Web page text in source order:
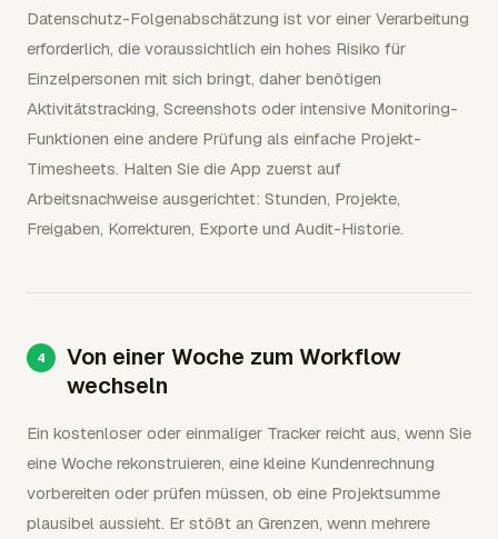
Datenschutz-Folgenabschätzung ist vor einer Verarbeitung
erforderlich, die voraussichtlich ein hohes Risiko für
Einzelpersonen mit sich bringt, daher benötigen
Aktivitätstracking, Screenshots oder intensive Monitoring-
Funktionen eine andere Prüfung als einfache Projekt-
Timesheets. Halten Sie die App zuerst auf
Arbeitsnachweise ausgerichtet: Stunden, Projekte,
Freigaben, Korrekturen, Exporte und Audit-Historie.
Von einer Woche zum Workflow
wechseln
Ein kostenloser oder einmaliger Tracker reicht aus, wenn Sie
eine Woche rekonstruieren, eine kleine Kundenrechnung
vorbereiten oder prüfen müssen, ob eine Projektsumme
plausibel aussieht. Er stößt an Grenzen, wenn mehrere